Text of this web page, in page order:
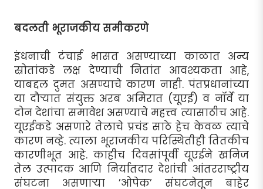
बदलती भूराजकीय समीकरणे
इंधनाची टंचाई भासत असण्याच्या काळात अन्य
स्रोतांकडे लक्ष देण्याची नितांत आवश्यकता आहे,
याबद्दल दुमत असण्याचे कारण नाही. पंतप्रधानांच्या
या दौर्‍यात संयुक्त अरब अमिरात (यूएई) व नॉर्वे या
दोन देशांचा समावेश असण्याचे महत्त्व त्यासाठीच आहे.
यूएईकडे असणारे तेलाचे प्रचंड साठे हेच केवळ त्याचे
कारण नव्हे. त्याला भूराजकीय परिस्थितीही तितकीच
कारणीभूत आहे. काहीच दिवसांपूर्वी यूएईने खनिज
तेल उत्पादक आणि निर्यातदार देशांची आंतरराष्ट्रीय
संघटना असणार्‍या ’ओपेक’ संघटनेतून बाहेर